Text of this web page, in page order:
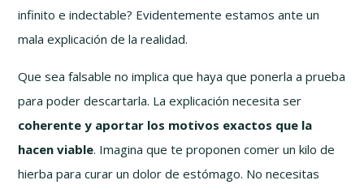
infinito e indectable? Evidentemente estamos ante un
mala explicación de la realidad.
Que sea falsable no implica que haya que ponerla a prueba
para poder descartarla. La explicación necesita ser
coherente y aportar los motivos exactos que la
hacen viable. Imagina que te proponen comer un kilo de
hierba para curar un dolor de estómago. No necesitas